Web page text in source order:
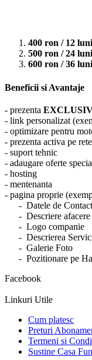
400 ron / 12 luni
500 ron / 24 luni
600 ron / 36 luni
Beneficii si Avantaje
- prezenta
- link personalizat
- optimizare pentru
- prezenta activa pe
- suport tehnic
- adaugare oferte
- hosting
- mentenanta
- pagina proprie
- Datele de Contact
- Descriere afacere
- Logo companie
- Descrierea
- Galerie Foto
- Pozitionare pe
Facebook
Linkuri Utile
Cum platesc
Preturi
Termeni si
Sustine Casa